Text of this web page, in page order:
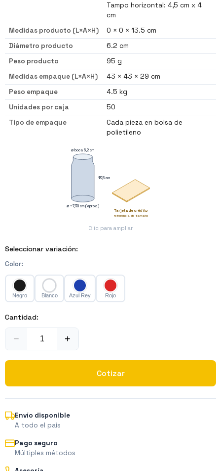
Tampo horizontal: 4,5 cm x 4
cm
Medidas producto (L×A×H)
0 × 0 × 13.5 cm
Diámetro producto
6.2 cm
Peso producto
95 g
Medidas empaque (L×A×H)
43 × 43 × 29 cm
Peso empaque
4.5 kg
Unidades por caja
50
Tipo de empaque
Cada pieza en bolsa de
polietileno
⌀ boca 6,2 cm
⌀ ~7,38 cm (aprox.)
13,5 cm
Tarjeta de crédito
referencia de tamaño
Clic para ampliar
Seleccionar variación:
Color:
Negro Blanco Azul Rey Rojo
Cantidad:
− +
Cotizar
Envío disponible
A todo el país
Pago seguro
Múltiples métodos